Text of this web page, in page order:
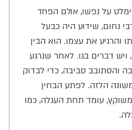
על נפשו, אולם הפחד
נחום, שידוע היה כבעל
והרגיע את עצמו. הוא הבין
ויש דברים בגו. לאחר שנרגע
והסתובב סביבה, כדי לבדוק
הלזה. לפתע הבחין
עומד תחת העגלה, כמו